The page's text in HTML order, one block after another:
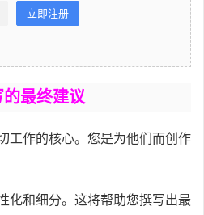
立即注册
最终建议
工作的核心。您是为他们而创作
化和细分。这将帮助您撰写出最